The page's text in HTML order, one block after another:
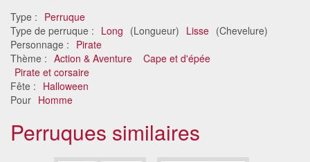
Type : Perruque
Type de perruque : Long (Longueur) Lisse (Chevelure)
Personnage : Pirate
Thème : Action & Aventure
Cape et d'épée
Pirate et corsaire
Fête : Halloween
Pour Homme
Perruques similaires